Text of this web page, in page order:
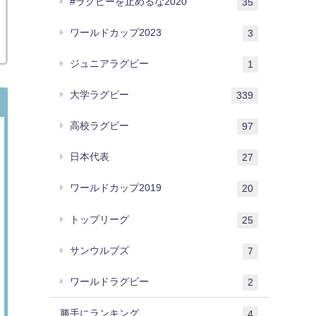
35
ワールドカップ2023 3
ジュニアラグビー 1
大学ラグビー 339
高校ラグビー 97
日本代表 27
ワールドカップ2019 20
トップリーグ 25
サンウルブズ 7
ワールドラグビー 2
勝手にランキング 4